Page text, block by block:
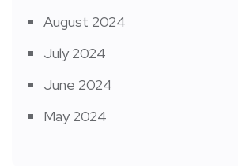
August 2024
July 2024
June 2024
May 2024